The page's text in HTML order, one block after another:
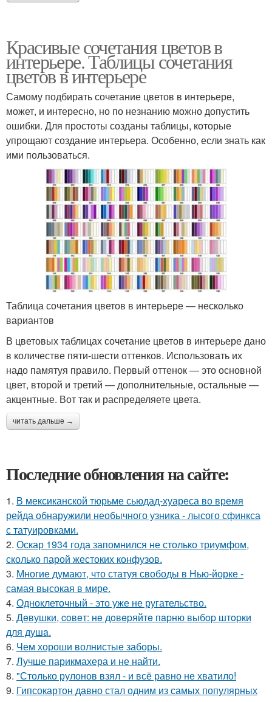
Красивые сочетания цветов в
интерьере. Таблицы сочетания
цветов в интерьере
Самому подбирать сочетание цветов в интерьере,
может, и интересно, но по незнанию можно допустить
ошибки. Для простоты созданы таблицы, которые
упрощают создание интерьера. Особенно, если знать как
ими пользоваться.
Таблица сочетания цветов в интерьере — несколько
вариантов
В цветовых таблицах сочетание цветов в интерьере дано
в количестве пяти-шести оттенков. Использовать их
надо памятуя правило. Первый оттенок — это основной
цвет, второй и третий — дополнительные, остальные —
акцентные. Вот так и распределяете цвета.
читать дальше →
Последние обновления на сайте:
1. В мексиканской тюрьме сьюдад-хуареса во время
рейда обнаружили необычного узника - лысого сфинкса
с татуировками.
2. Оскар 1934 года запомнился не столько триумфом,
сколько парой жестоких конфузов.
3. Многие думают, что статуя свободы в Нью-йорке -
самая высокая в мире.
4. Одноклеточный - это уже не ругательство.
5. Дeвушки, coвeт: нe дoвepяйтe пapню выбop штopки
для душa.
6. Чем хороши волнистые заборы.
7. Лучше парикмахера и не найти.
8. "Столько рулонов взял - и всё равно не хватило!
9. Гипсокартон давно стал одним из самых популярных